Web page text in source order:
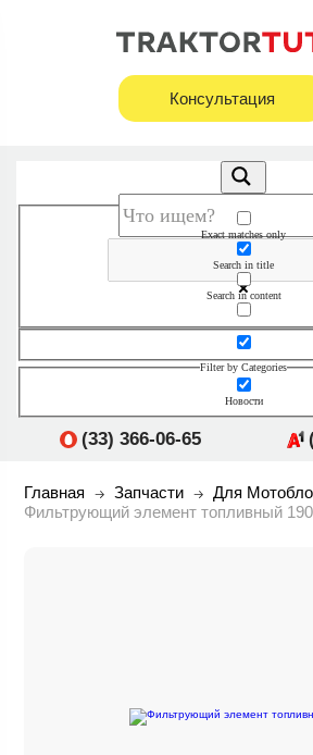
Консультация
Exact matches only
Search in title
Search in content
Filter by Categories
Новости
(33) 366-06-65
Главная Запчасти
Для
Фильтрующий элемент топливный